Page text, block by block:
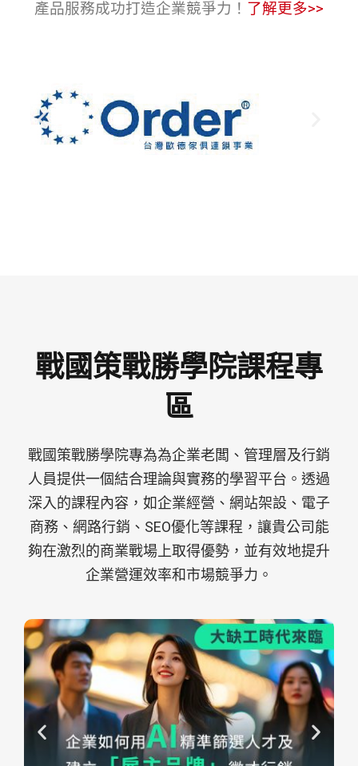
產品服務成功打造企業競爭力！ 了解更多>>
戰國策戰勝學院課程專
區
戰國策戰勝學院專為為企業老闆、管理層及行銷
人員提供一個結合理論與實務的學習平台。透過
深入的課程內容，如企業經營、網站架設、電子
商務、網路行銷、SEO優化等課程，讓貴公司能
夠在激烈的商業戰場上取得優勢，並有效地提升
企業營運效率和市場競爭力。